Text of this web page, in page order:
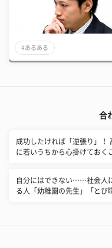
#あるある
合
成功したければ「逆張り」！
に若いうちから心掛けておく
自分にはできない……社会人
る人「幼稚園の先生」「とび